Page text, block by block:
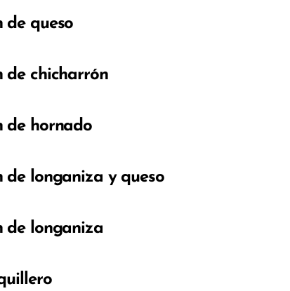
de queso
de chicharrón
de hornado
de longaniza y queso
de longaniza